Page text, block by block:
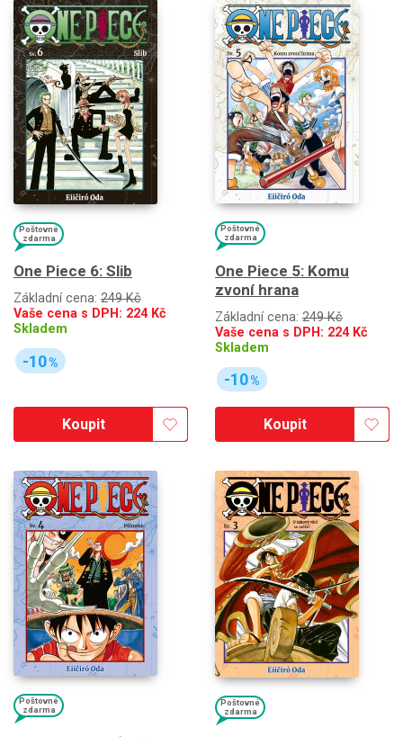
Poštovné
zdarma
One Piece 6: Slib
Základní cena: 249 Kč
Vaše cena s DPH: 224Kč
Skladem
-10%
Koupit
Poštovné
zdarma
One Piece 5: Komu
zvoní hrana
Základní cena: 249 Kč
Vaše cena s DPH: 224Kč
Skladem
-10%
Koupit
Poštovné
zdarma
Poštovné
zdarma